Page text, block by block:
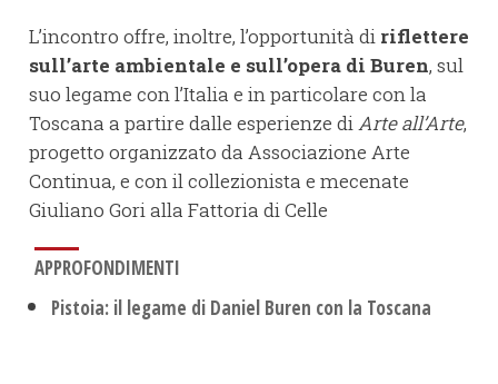
L’incontro offre, inoltre, l’opportunità di riflettere
sull’arte ambientale e sull’opera di Buren, sul
suo legame con l’Italia e in particolare con la
Toscana a partire dalle esperienze diArte all’Arte,
progetto organizzato da Associazione Arte
Continua, e con il collezionista e mecenate
Giuliano Gori alla Fattoria di Celle
APPROFONDIMENTI
Pistoia: il legame di Daniel Buren con la Toscana